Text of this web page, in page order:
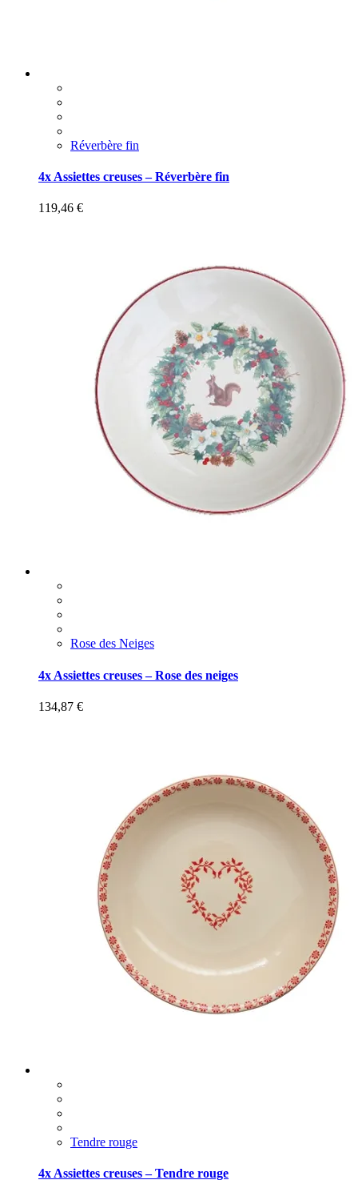
Réverbère fin
4x Assiettes creuses – Réverbère fin
119,46 €
Rose des Neiges
4x Assiettes creuses – Rose des neiges
134,87 €
Tendre rouge
4x Assiettes creuses – Tendre rouge